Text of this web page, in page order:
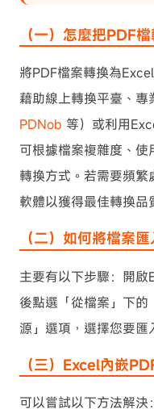
（一）怎麼把PDF
將PDF檔案轉換為
藉助線上轉換平臺、專
PDNob 等）或利用
可根據檔案複雜度、
轉換方式。若需要頻
軟體以獲得最佳轉換品
（二）如何將檔案
主要有以下步驟：開
後點選「從檔案」下
源」選項，選擇您要匯
（三）Excel內嵌
可以嘗試以下方法解